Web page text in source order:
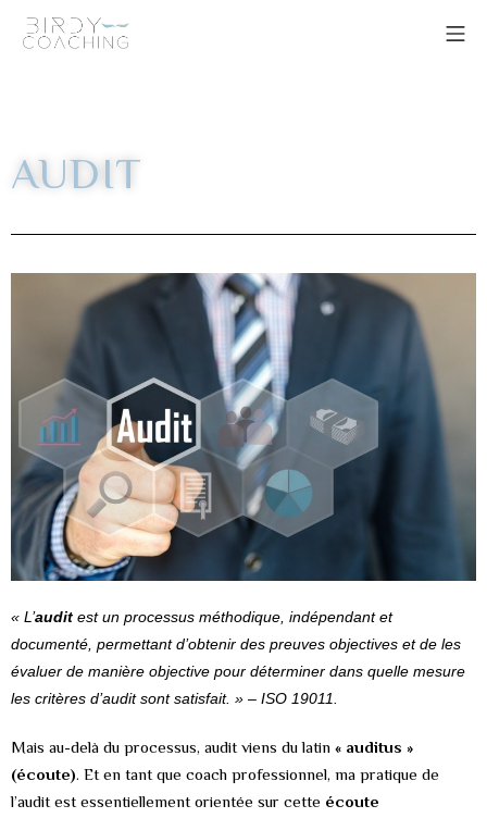
AUDIT
« L’audit est un processus méthodique, indépendant et
documenté, permettant d’obtenir des preuves objectives et de les
évaluer de manière objective pour déterminer dans quelle mesure
les critères d’audit sont satisfait. » – ISO 19011.
Mais au-delà du processus, audit viens du latin « auditus »
(écoute). Et en tant que coach professionnel, ma pratique de
l’audit est essentiellement orientée sur cette écoute